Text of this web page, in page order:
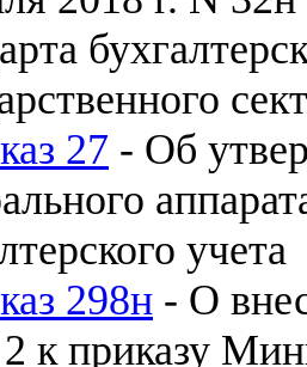
27 - Об
учета
298н - О
к приказу